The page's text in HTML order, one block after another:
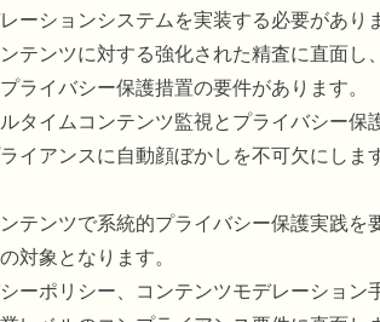
ションシステムを実装する必要がありま
テンツに対する強化された精査に直面し
イバシー保護措置の要件があります。
イムコンテンツ監視とプライバシー保
アンスに自動顔ぼかしを不可欠にします
テンツで系統的プライバシー保護実践を
対象となります。
ーポリシー、コンテンツモデレーション